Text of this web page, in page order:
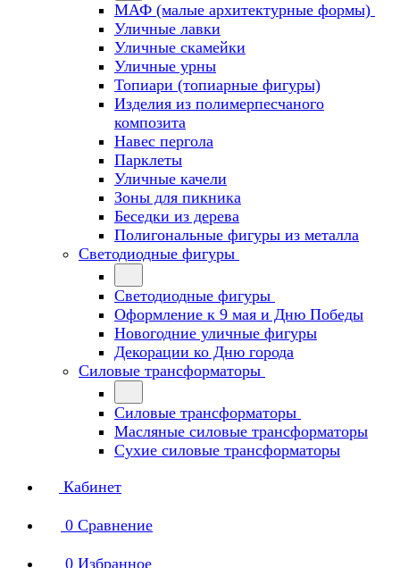
МАФ (малые архитектурные формы)
Уличные лавки
Уличные скамейки
Уличные урны
Топиари (топиарные фигуры)
Изделия из полимерпесчаного
композита
Навес пергола
Парклеты
Уличные качели
Зоны для пикника
Беседки из дерева
Полигональные фигуры из металла
Светодиодные фигуры
Светодиодные фигуры
Оформление к 9 мая и Дню Победы
Новогодние уличные фигуры
Декорации ко Дню города
Силовые трансформаторы
Силовые трансформаторы
Масляные силовые трансформаторы
Сухие силовые трансформаторы
Кабинет
0 Сравнение
0 Избранное